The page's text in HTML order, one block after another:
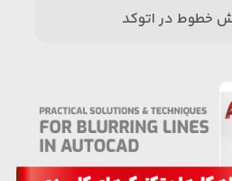
خطوط در اتوکد